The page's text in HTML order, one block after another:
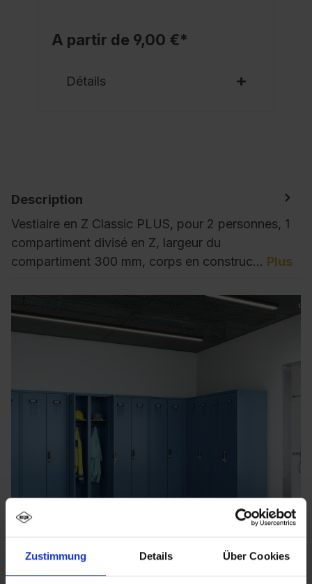
Zustimmung Details Über Cookies
A partir de 9,00 €*
Détails
Description
Vestiaire en Z Classic PLUS, pour 2 personnes, 1
compartiment divisé en Z, largeur du
compartiment 300 mm, corps en construc… Plus